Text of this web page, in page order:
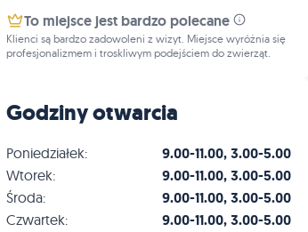
To miejsce jest bardzo polecane
Klienci są bardzo zadowoleni z wizyt. Miejsce wyróżnia się
profesjonalizmem i troskliwym podejściem do zwierząt.
Godziny otwarcia
Poniedziałek: 9.00-11.00, 3.00-5.00
Wtorek: 9.00-11.00, 3.00-5.00
Środa: 9.00-11.00, 3.00-5.00
Czwartek: 9.00-11.00, 3.00-5.00